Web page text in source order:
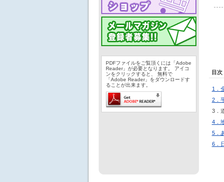
PDFファイルをご覧頂くには「Adobe
Reader」が必要となります。 アイコ
ンをクリックすると、 無料で
「Adobe Reader」をダウンロードす
ることが出来ます。
目次
1．
2．
3．
4．
5．
6．